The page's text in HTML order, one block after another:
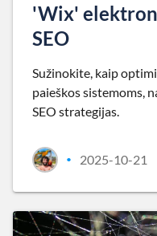
'Wix'
SEO
Sužinokite, kaip
paieškos sistemoms,
SEO strategijas.
• 2025-10-21